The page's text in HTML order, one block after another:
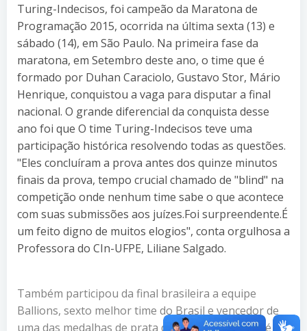
Turing-Indecisos, foi campeão da Maratona de
Programação 2015, ocorrida na última sexta (13) e
sábado (14), em São Paulo. Na primeira fase da
maratona, em Setembro deste ano, o time que é
formado por Duhan Caraciolo, Gustavo Stor, Mário
Henrique, conquistou a vaga para disputar a final
nacional. O grande diferencial da conquista desse
ano foi que O time Turing-Indecisos teve uma
participação histórica resolvendo todas as questões.
"Eles concluíram a prova antes dos quinze minutos
finais da prova, tempo crucial chamado de "blind" na
competição onde nenhum time sabe o que acontece
com suas submissões aos juízes.Foi surpreendente.É
um feito digno de muitos elogios", conta orgulhosa a
Professora do CIn-UFPE, Liliane Salgado.
Também participou da final brasileira a equipe
Ballions, sexto melhor time do Brasil e vencedor de
uma das medalhas de prata da disputa. O grupo é